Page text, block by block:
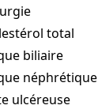
total
biliaire
néphrétique
ulcéreuse